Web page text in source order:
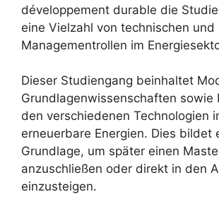
développement durable die
eine Vielzahl von technischen und
Managementrollen im
Dieser Studiengang beinhaltet
Grundlagenwissenschaften sowie
den verschiedenen Technologien
erneuerbare Energien. Dies bildet
Grundlage, um später einen
anzuschließen oder direkt in den
einzusteigen.